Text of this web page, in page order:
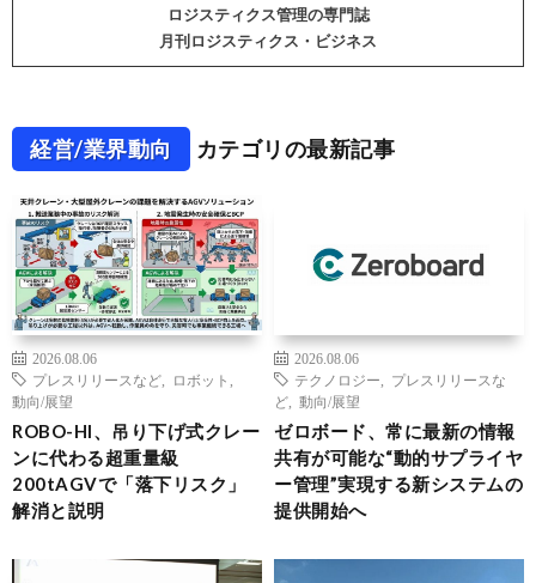
ロジスティクス管理の専門誌
月刊ロジスティクス・ビジネス
経営/業界動向 カテゴリの最新記事
2026.08.06
プレスリリースなど
ロボット
動向/展望
ROBO-HI、吊り下げ式クレー
ンに代わる超重量級
200tAGVで「落下リスク」
解消と説明
2026.08.06
テクノロジー
プレスリリースな
ど
動向/展望
ゼロボード、常に最新の情報
共有が可能な“動的サプライヤ
ー管理”実現する新システムの
提供開始へ